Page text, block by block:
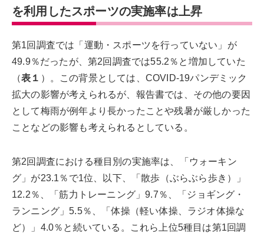
を利用したスポーツの実施率は上昇
第1回調査では「運動・スポーツを行っていない」が
49.9％だったが、第2回調査では55.2％と増加していた
（表１ ）。この背景としては、COVID-19パンデミック
拡大の影響が考えられるが、報告書では、その他の要因
として梅雨が例年より長かったことや残暑が厳しかった
ことなどの影響も考えられるとしている。
第2回調査における種目別の実施率は、「ウォーキン
グ」が23.1％で1位、以下、「散歩（ぶらぶら歩き）」
12.2％、「筋力トレーニング」9.7％、「ジョギング・
ランニング」5.5％、「体操（軽い体操、ラジオ体操な
ど）」4.0％と続いている。これら上位5種目は第1回調